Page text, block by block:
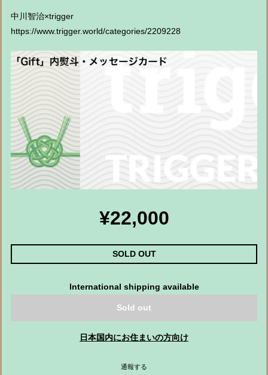
中川智治×trigger
https://www.trigger.world/categories/2209228
¥22,000
SOLD OUT
International shipping available
Sold out
日本国内にお住まいの方向け
通報する